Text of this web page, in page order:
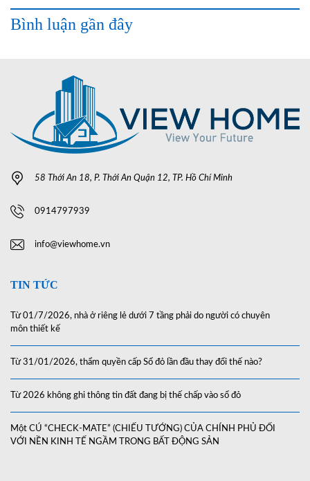
Bình luận gần đây
58 Thới An 18, P. Thới An Quận 12, TP. Hồ Chí Minh
0914797939
info@viewhome.vn
TIN TỨC
Từ 01/7/2026, nhà ở riêng lẻ dưới 7 tầng phải do người có chuyên
môn thiết kế
Từ 31/01/2026, thẩm quyền cấp Sổ đỏ lần đầu thay đổi thế nào?
Từ 2026 không ghi thông tin đất đang bị thế chấp vào sổ đỏ
Một CÚ “CHECK-MATE” (CHIẾU TƯỚNG) CỦA CHÍNH PHỦ ĐỐI
VỚI NỀN KINH TẾ NGẦM TRONG BẤT ĐỘNG SẢN